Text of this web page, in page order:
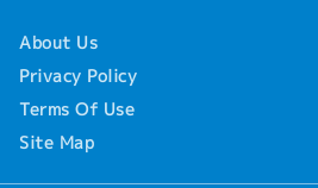
About Us
Privacy Policy
Terms Of Use
Site Map